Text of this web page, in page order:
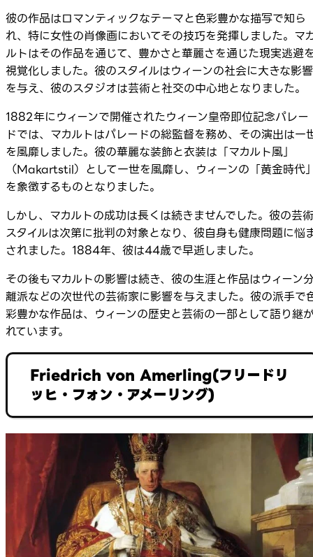
彼の作品はロマンティックなテーマと色彩豊かな描写で知ら
れ、特に女性の肖像画においてその技巧を発揮しました。マ
ルトはその作品を通じて、豊かさと華麗さを通じた現実逃避
視覚化しました。彼のスタイルはウィーンの社会に大きな影響
を与え、彼のスタジオは芸術と社交の中心地となりました。
1882年にウィーンで開催されたウィーン皇帝即位記念パレー
ドでは、マカルトはパレードの総監督を務め、その演出は一
を風靡しました。彼の華麗な装飾と衣装は「マカルト風」
（Makartstil）として一世を風靡し、ウィーンの「黄金時代
を象徴するものとなりました。
しかし、マカルトの成功は長くは続きませんでした。彼の芸術
スタイルは次第に批判の対象となり、彼自身も健康問題に悩
されました。1884年、彼は44歳で早逝しました。
その後もマカルトの影響は続き、彼の生涯と作品はウィーン
離派などの次世代の芸術家に影響を与えました。彼の派手で
彩豊かな作品は、ウィーンの歴史と芸術の一部として語り継
れています。
Friedrich von Amerling(フリードリ
ッヒ・フォン・アメーリング)